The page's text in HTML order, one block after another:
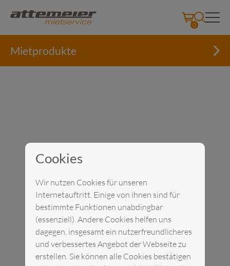
0
Mietprodukte
Cookies
Wir nutzen Cookies für unseren
Internetauftritt. Einige von ihnen sind für
bestimmte Funktionen unabdingbar
(essenziell). Andere Cookies helfen uns
dagegen, insgesamt ein nutzerfreundlicheres
und verbessertes Angebot der Webseite zu
erstellen. Sie können alle Cookies bestätigen